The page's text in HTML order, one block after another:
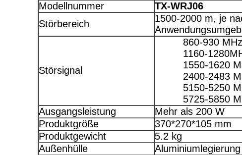
Modellnummer TX-WRJ06
Störbereich
1500-2000 m, je
Störsignal
860-930
1160-
1550-1620
2400-2483
5150-5250
5725-5850
Ausgangsleistung
Mehr als 200 W
Produktgröße
370*270*105 mm
Produktgewicht
5.2 kg
Außenhülle